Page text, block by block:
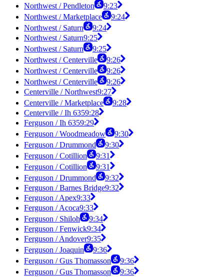
Northwest / Pendleton
9:23
Northwest / Marketplace
9:24
Northwest / Saturn
9:24
Northwest / Saturn9:25
Northwest / Saturn
9:25
Northwest / Centerville
9:26
Northwest / Centerville
9:26
Northwest / Centerville
9:26
Centerville / Northwest9:27
Centerville / Marketplace
9:28
Centerville / Ih 6359:28
Ferguson / Ih 6359:29
Ferguson / Woodmeadow
9:30
Ferguson / Drummond
9:30
Ferguson / Cotillion
9:31
Ferguson / Cotillion
9:31
Ferguson / Drummond
9:32
Ferguson / Barnes Bridge9:32
Ferguson / Apex9:33
Ferguson / Acoca9:33
Ferguson / Shiloh
9:34
Ferguson / Fenwick9:34
Ferguson / Andover9:35
Ferguson / Joaquin
9:36
Ferguson / Gus Thomasson
9:36
Ferguson / Gus Thomasson
9:36